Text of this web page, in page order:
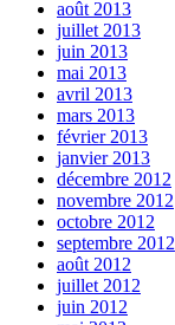
août 2013
juillet 2013
juin 2013
mai 2013
avril 2013
mars 2013
février 2013
janvier 2013
décembre 2012
novembre 2012
octobre 2012
septembre 2012
août 2012
juillet 2012
juin 2012